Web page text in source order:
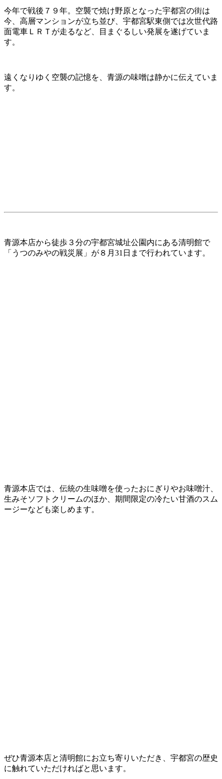
今年で戦後７９年。空襲で焼け野原となった宇都宮の街は
今、高層マンションが立ち並び、宇都宮駅東側では次世代路
面電車ＬＲＴが走るなど、目まぐるしい発展を遂げていま
す。
遠くなりゆく空襲の記憶を、青源の味噌は静かに伝えていま
す。
青源本店から徒歩３分の宇都宮城址公園内にある清明館で
「うつのみやの戦災展」が８月31日まで行われています。
青源本店では、伝統の生味噌を使ったおにぎりやお味噌汁、
生みそソフトクリームのほか、期間限定の冷たい甘酒のスム
ージーなども楽しめます。
ぜひ青源本店と清明館にお立ち寄りいただき、宇都宮の歴史
に触れていただければと思います。